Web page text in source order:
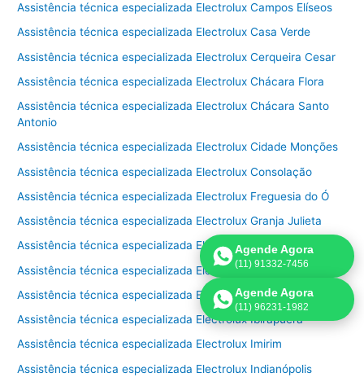
Assistência técnica especializada Electrolux Campos Elíseos
Assistência técnica especializada Electrolux Casa Verde
Assistência técnica especializada Electrolux Cerqueira Cesar
Assistência técnica especializada Electrolux Chácara Flora
Assistência técnica especializada Electrolux Chácara Santo
Antonio
Assistência técnica especializada Electrolux Cidade Monções
Assistência técnica especializada Electrolux Consolação
Assistência técnica especializada Electrolux Freguesia do Ó
Assistência técnica especializada Electrolux Granja Julieta
Assistência técnica especializada Electrolux Granja Viana
Assistência técnica especializada Electrolux Higienópolis
Assistência técnica especializada Electrolux Horto Florestal
Assistência técnica especializada Electrolux Ibirapuera
Assistência técnica especializada Electrolux Imirim
Assistência técnica especializada Electrolux Indianópolis
Agende Agora
(11) 91332-7456
Agende Agora
(11) 96231-1982